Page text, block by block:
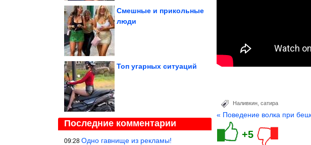
Смешные и прикольные
люди
Топ угарных ситуаций
Последние комментарии
09:28 Одно гавнище из рекламы!
Наливкин сатира
« Поведение волка при
+5